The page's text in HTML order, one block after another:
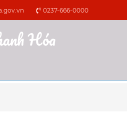
0237-666-0000
Hóa